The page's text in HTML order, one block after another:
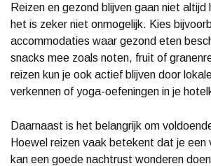
Reizen en gezond blijven gaan niet altijd
het is zeker niet onmogelijk. Kies
accommodaties waar gezond eten
snacks mee zoals noten, fruit of
reizen kun je ook actief blijven door
verkennen of yoga-oefeningen in je
Daarnaast is het belangrijk om
Hoewel reizen vaak betekent dat je een
kan een goede nachtrust wonderen